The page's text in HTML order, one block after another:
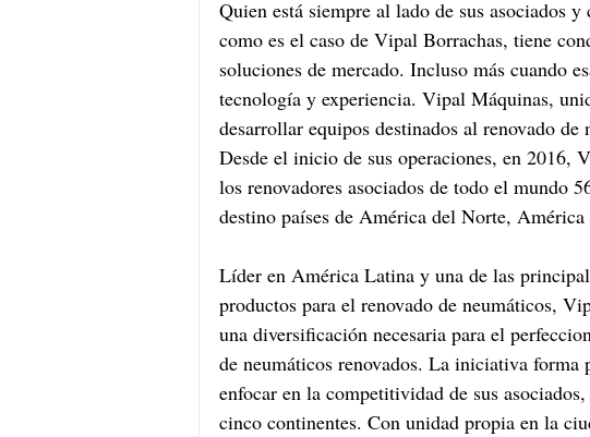
Quien está siempre al lado de sus asociados y
como es el caso de Vipal Borrachas, tiene
soluciones de mercado. Incluso más cuando
tecnología y experiencia. Vipal Máquinas,
desarrollar equipos destinados al renovado de
Desde el inicio de sus operaciones, en 2016,
los renovadores asociados de todo el mundo
destino países de América del Norte,
Líder en América Latina y una de las
productos para el renovado de neumáticos,
una diversificación necesaria para el
de neumáticos renovados. La iniciativa forma
enfocar en la competitividad de sus
cinco continentes. Con unidad propia en la